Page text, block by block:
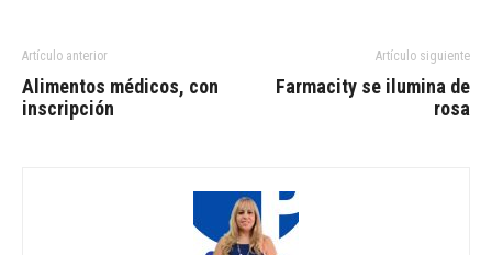
Artículo anterior
Alimentos médicos, con
inscripción
Artículo siguiente
Farmacity se ilumina de
rosa